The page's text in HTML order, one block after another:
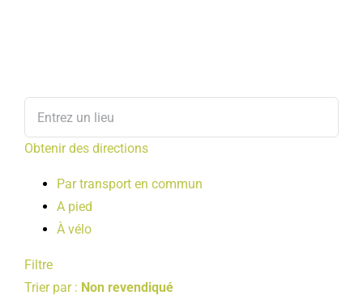
Obtenir des directions
Par transport en commun
A pied
À vélo
Filtre
Trier par : Non revendiqué